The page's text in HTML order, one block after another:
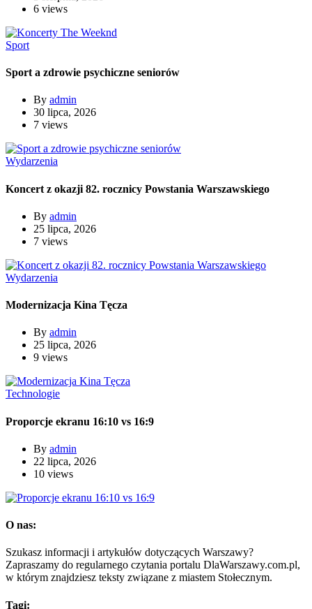
6 views
Sport
Sport a zdrowie psychiczne seniorów
By admin
30 lipca, 2026
7 views
Wydarzenia
Koncert z okazji 82. rocznicy Powstania Warszawskiego
By admin
25 lipca, 2026
7 views
Wydarzenia
Modernizacja Kina Tęcza
By admin
25 lipca, 2026
9 views
Technologie
Proporcje ekranu 16:10 vs 16:9
By admin
22 lipca, 2026
10 views
O nas:
Szukasz informacji i artykułów dotyczących Warszawy?
Zapraszamy do regularnego czytania portalu DlaWarszawy.com.pl,
w którym znajdziesz teksty związane z miastem Stołecznym.
Tagi: